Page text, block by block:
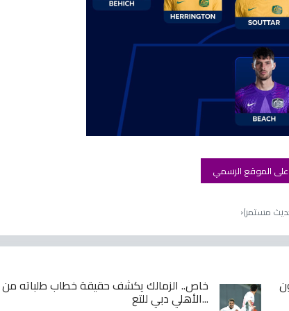
مستمر)
خاص.. الزمالك يكشف حقيقة خطاب طلباته
الأهلي دبي للتع...